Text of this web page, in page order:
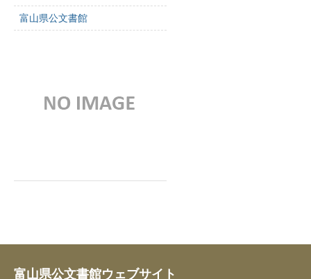
富山県公文書館
富山県公文書館ウェブサイト